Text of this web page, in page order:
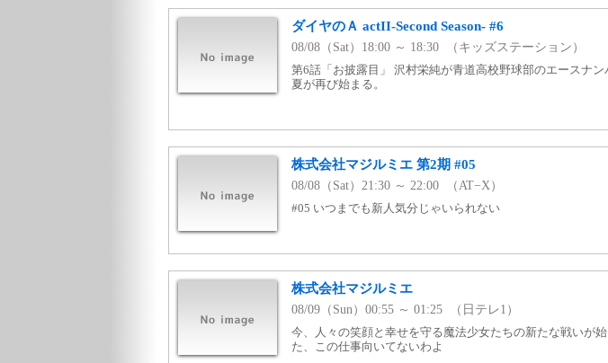
ダイヤのＡ actII-Second Season- #6
08/08（Sat）18:00 ～ 18:30 （キッズステーション）
第6話「お披露目」 沢村栄純が青道高校野球部のエースナ
夏が再び始まる。
株式会社マジルミエ 第2期 #05
08/08（Sat）21:30 ～ 22:00 （AT−X）
#05 いつまでも新人気分じゃいられない
株式会社マジルミエ
08/09（Sun）00:55 ～ 01:25 （日テレ1）
今、人々の笑顔と幸せを守る魔法少女たちの新たな戦いが
た、この仕事向いてないわよ